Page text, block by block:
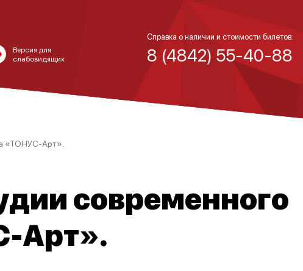
Версия для
слабовидящих
Справка о наличии и стоимости билетов:
8 (4842) 55-40-88
«ТОНУС-Арт».
современного
Арт».